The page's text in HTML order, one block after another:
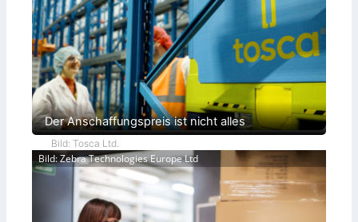
Der Anschaffungspreis ist nicht alles
Bild: Tosca Ltd.
Bild: Zebra Technologies Europe Ltd